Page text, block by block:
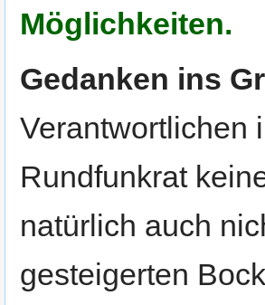
Möglichkeiten.
Gedanken ins
Verantwortlichen
Rundfunkrat
natürlich auch
gesteigerten